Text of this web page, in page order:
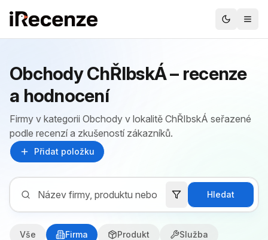
Obchody ChŘIbskÁ – recenze
a hodnocení
Firmy v kategorii Obchody v lokalitě ChŘIbskÁ seřazené
podle recenzí a zkušeností zákazníků.
Přidat položku
Hledat
Vše Firma Produkt Služba